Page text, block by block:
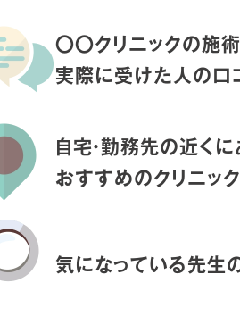
〇〇クリニックの施
実際に受けた人の口
自宅・勤務先の近くに
おすすめのクリニッ
気になっている先生